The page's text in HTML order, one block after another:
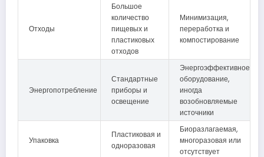
Отходы
Большое
количество
пищевых и
пластиковых
отходов
Минимизация,
переработка и
компостирование
Энергопотребление
Стандартные
приборы и
освещение
Энергоэффективное
оборудование,
иногда
возобновляемые
источники
Упаковка
Пластиковая и
одноразовая
Биоразлагаемая,
многоразовая или
отсутствует